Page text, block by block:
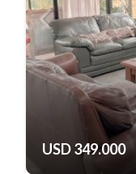
USD 349.000